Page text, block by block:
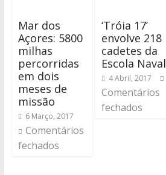
Mar dos
Açores: 5800
milhas
percorridas
em dois
meses de
missão
6 Março, 2017
Comentários
fechados
‘Tróia 17’
envolve 218
cadetes da
Escola Naval
4 Abril, 2017
Comentários
fechados